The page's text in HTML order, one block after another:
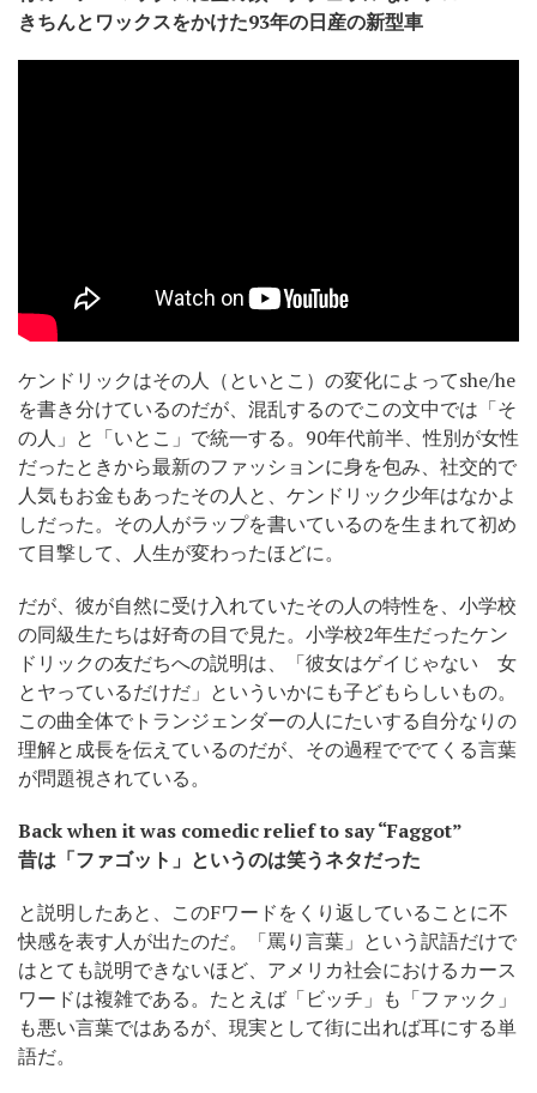
きちんとワックスをかけた93年の日産の新型車
ケンドリックはその人（といとこ）の変化によってshe/he
を書き分けているのだが、混乱するのでこの文中では「そ
の人」と「いとこ」で統一する。90年代前半、性別が女性
だったときから最新のファッションに身を包み、社交的で
人気もお金もあったその人と、ケンドリック少年はなかよ
しだった。その人がラップを書いているのを生まれて初め
て目撃して、人生が変わったほどに。
だが、彼が自然に受け入れていたその人の特性を、小学校
の同級生たちは好奇の目で見た。小学校2年生だったケン
ドリックの友だちへの説明は、「彼女はゲイじゃない 女
とヤっているだけだ」といういかにも子どもらしいもの。
この曲全体でトランジェンダーの人にたいする自分なりの
理解と成長を伝えているのだが、その過程ででてくる言葉
が問題視されている。
Back when it was comedic relief to say “Faggot”
昔は「ファゴット」というのは笑うネタだった
と説明したあと、このFワードをくり返していることに不
快感を表す人が出たのだ。「罵り言葉」という訳語だけで
はとても説明できないほど、アメリカ社会におけるカース
ワードは複雑である。たとえば「ビッチ」も「ファック」
も悪い言葉ではあるが、現実として街に出れば耳にする単
語だ。